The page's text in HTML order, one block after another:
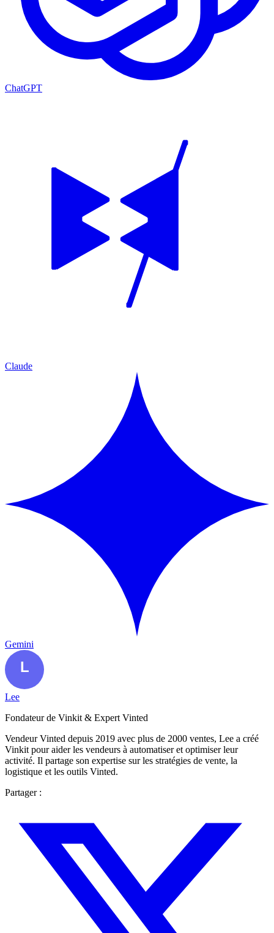
ChatGPT
Claude
Gemini
Lee
Fondateur de Vinkit & Expert Vinted
Vendeur Vinted depuis 2019 avec plus de 2000 ventes, Lee a créé
Vinkit pour aider les vendeurs à automatiser et optimiser leur
activité. Il partage son expertise sur les stratégies de vente, la
logistique et les outils Vinted.
Partager :